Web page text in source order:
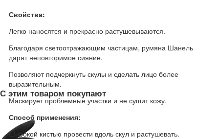
Свойства:
Легко наносятся и прекрасно растушевываются.
Благодаря светоотражающим частицам, румяна Шанель
дарят неповторимое сияние.
Позволяют подчеркнуть скулы и сделать лицо более
выразительным.
Маскирует проблемные участки и не сушит кожу.
Способ применения:
Широкой кистью провести вдоль скул и растушевать.
С этим товаром покупают